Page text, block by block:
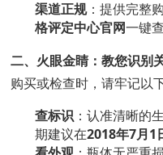
渠道正规：提供完整
格评定中心官网一键
二、火眼金睛：教您识别
购买或检查时，请牢记以
查标识 ：认准清晰的
期建议在2018年7月1